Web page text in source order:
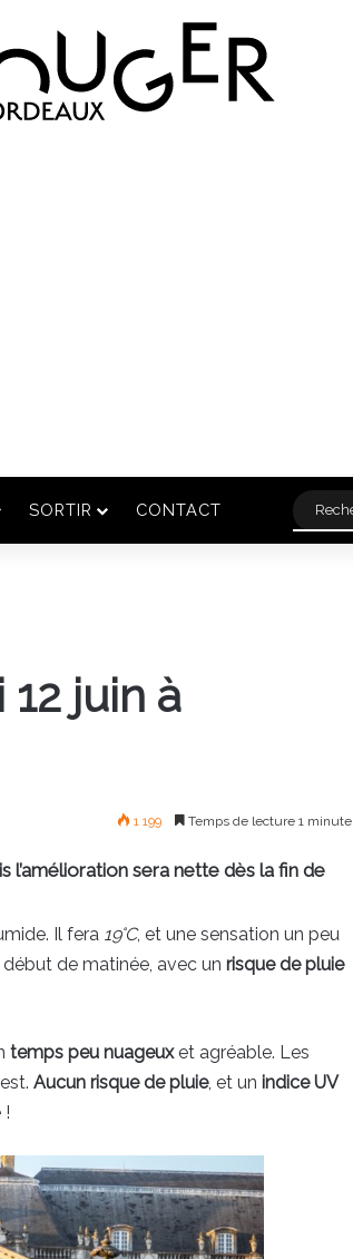
SORTIR CONTACT
juin à
1 199 Temps de lecture 1 minute
l’amélioration sera nette dès la fin de
Il fera 19°C, et une sensation un peu
de matinée, avec un risque de pluie
temps peu nuageuxet agréable. Les
Aucun risque de pluie, et un indice UV
!